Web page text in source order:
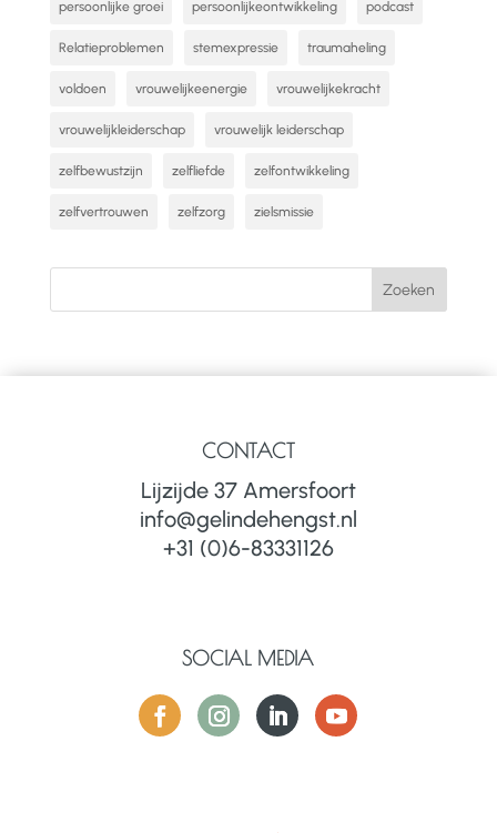
persoonlijke groei persoonlijkeontwikkeling podcast
Relatieproblemen stemexpressie traumaheling
voldoen vrouwelijkeenergie vrouwelijkekracht
vrouwelijkleiderschap vrouwelijk leiderschap
zelfbewustzijn zelfliefde zelfontwikkeling
zelfvertrouwen zelfzorg zielsmissie
CONTACT
Lijzijde 37 Amersfoort
info@gelindehengst.nl
+31 (0)6-83331126
SOCIAL MEDIA